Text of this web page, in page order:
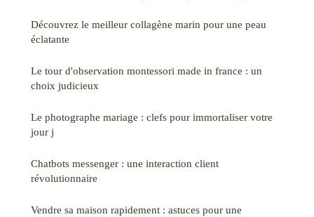
Découvrez le meilleur collagène marin pour une peau
éclatante
Le tour d'observation montessori made in france : un
choix judicieux
Le photographe mariage : clefs pour immortaliser votre
jour j
Chatbots messenger : une interaction client
révolutionnaire
Vendre sa maison rapidement : astuces pour une